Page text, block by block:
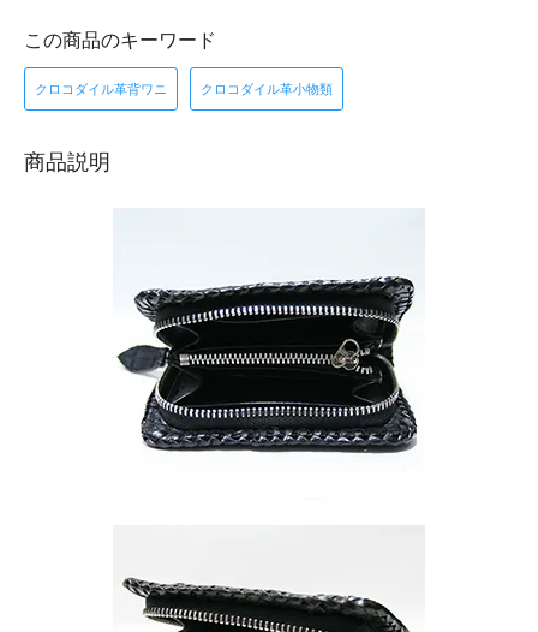
この商品のキーワード
クロコダイル革背ワニ クロコダイル革小物類
商品説明